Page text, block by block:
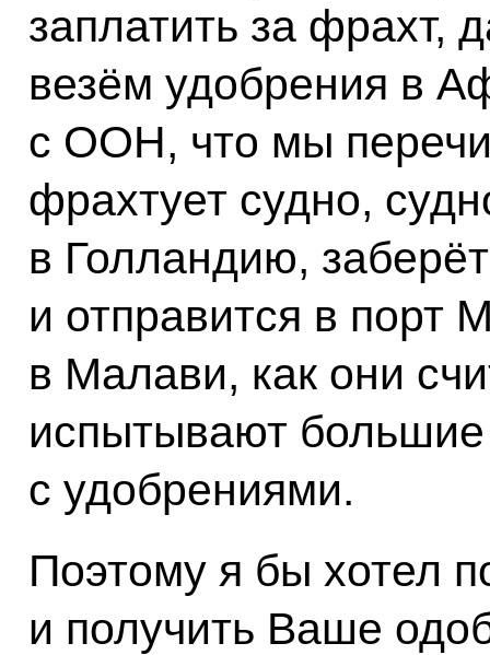
заплатить за фрахт,
везём удобрения в
с ООН, что мы
фрахтует судно,
в Голландию,
и отправится в порт
в Малави, как они
испытывают большие
с удобрениями.
Поэтому я бы хотел
и получить Ваше